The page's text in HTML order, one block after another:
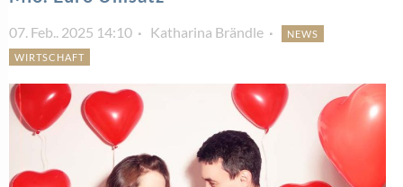
07. Feb.. 2025 14:10 Katharina Brändle
NEWS
WIRTSCHAFT